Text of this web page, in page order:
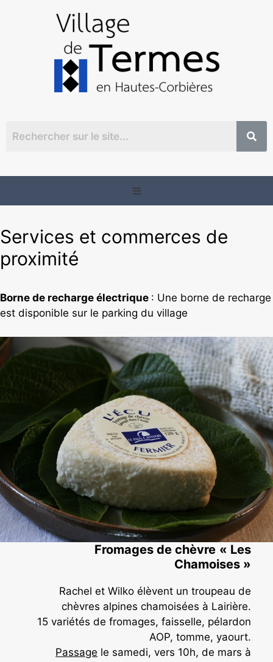
Services et commerces de
proximité
Borne de recharge électrique : Une borne de recharge
est disponible sur le parking du village
Fromages de chèvre « Les
Chamoises »
Rachel et Wilko élèvent un troupeau de
chèvres alpines chamoisées à Lairière.
15 variétés de fromages, faisselle, pélardon
AOP, tomme, yaourt.
Passage le samedi, vers 10h, de mars à